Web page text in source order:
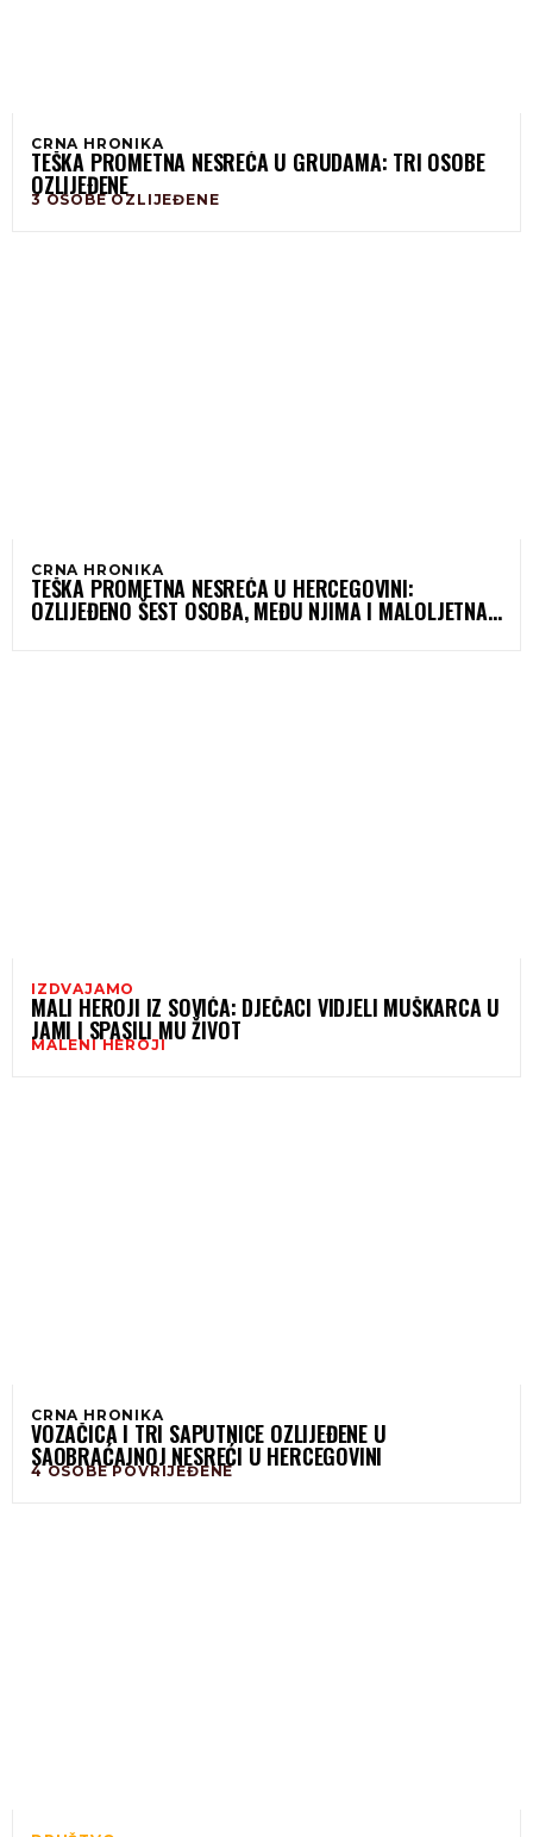
CRNA HRONIKA
TEŠKA PROMETNA NESREĆA U GRUDAMA: TRI OSOBE
OZLIJEĐENE
3 OSOBE OZLIJEĐENE
CRNA HRONIKA
TEŠKA PROMETNA NESREĆA U HERCEGOVINI:
OZLIJEĐENO ŠEST OSOBA, MEĐU NJIMA I MALOLJETNA
IZDVAJAMO
MALI HEROJI IZ SOVIĆA: DJEČACI VIDJELI MUŠKARCA U
JAMI I SPASILI MU ŽIVOT
MALENI HEROJI
CRNA HRONIKA
VOZAČICA I TRI SAPUTNICE OZLIJEĐENE U
SAOBRAĆAJNOJ NESREĆI U HERCEGOVINI
4 OSOBE POVRIJEĐENE